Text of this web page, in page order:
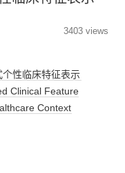
3403 views
性临床特征表示
Clinical Feature
Context